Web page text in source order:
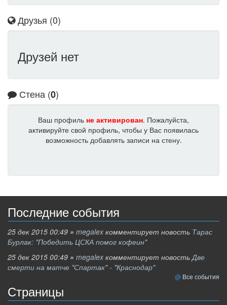
Друзья (0)
Друзей нет
Стена (0)
Ваш профиль не активирован. Пожалуйста,
активируйте свой профиль, чтобы у Вас появилась
возможность добавлять записи на стену.
Последние события
25 дек 2015 00:49 » megalex комментирует новость Тарас
Бурлак: "Победить ЦСКА помог кофеин"
25 дек 2015 00:49 » megalex комментирует новостьДве
смерти на матче "Спартак" - "Краснодар"
Все события
Страницы